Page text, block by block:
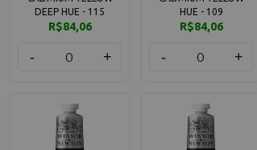
DEEP HUE - 115
R$84,06
- +
HUE - 109
R$84,06
- +